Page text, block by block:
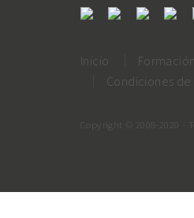
Inicio Formación
Condiciones
Copyright © 2008-2020 -